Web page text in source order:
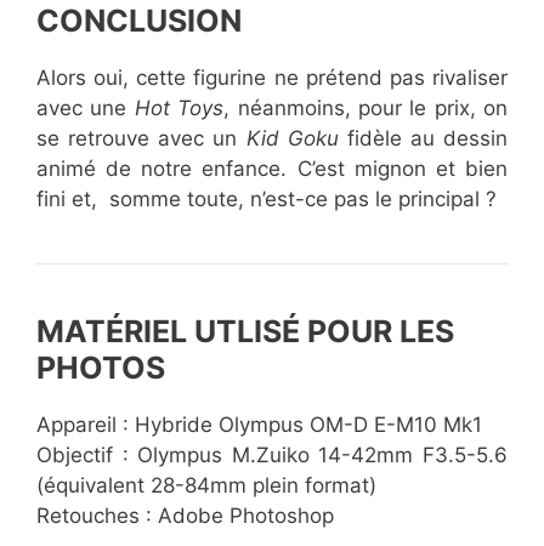
CONCLUSION
Alors oui, cette figurine ne prétend pas rivaliser
avec une Hot Toys, néanmoins, pour le prix, on
se retrouve avec un Kid Gokufidèle au dessin
animé de notre enfance. C’est mignon et bien
fini et, somme toute, n’est-ce pas le principal ?
MATÉRIEL UTLISÉ POUR LES
PHOTOS
Appareil : Hybride Olympus OM-D E-M10 Mk1
Objectif : Olympus M.Zuiko 14-42mm F3.5-5.6
(équivalent 28-84mm plein format)
Retouches : Adobe Photoshop